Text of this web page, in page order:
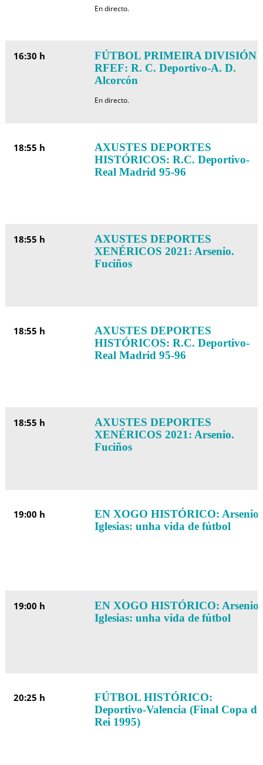
En directo.
16:30 h
FÚTBOL PRIMEIRA DIVISIÓN
RFEF: R. C. Deportivo-A. D.
Alcorcón
En directo.
18:55 h
AXUSTES DEPORTES
HISTÓRICOS: R.C. Deportivo-
Real Madrid 95-96
18:55 h
AXUSTES DEPORTES
XENÉRICOS 2021: Arsenio.
Fuciños
18:55 h
AXUSTES DEPORTES
HISTÓRICOS: R.C. Deportivo-
Real Madrid 95-96
18:55 h
AXUSTES DEPORTES
XENÉRICOS 2021: Arsenio.
Fuciños
19:00 h
EN XOGO HISTÓRICO: Arsenio
Iglesias: unha vida de fútbol
19:00 h
EN XOGO HISTÓRICO: Arsenio
Iglesias: unha vida de fútbol
20:25 h
FÚTBOL HISTÓRICO:
Deportivo-Valencia (Final Copa do
Rei 1995)